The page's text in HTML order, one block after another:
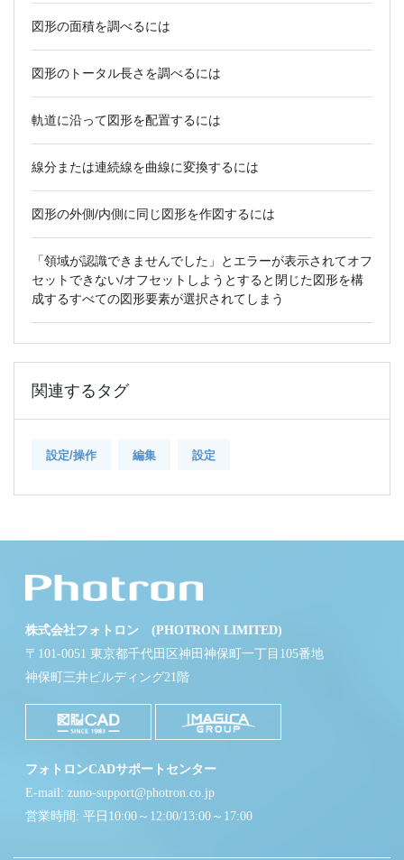
図形の面積を調べるには
図形のトータル長さを調べるには
軌道に沿って図形を配置するには
線分または連続線を曲線に変換するには
図形の外側/内側に同じ図形を作図するには
「領域が認識できませんでした」とエラーが表示されてオフ
セットできない/オフセットしようとすると閉じた図形を構
成するすべての図形要素が選択されてしまう
関連するタグ
設定/操作 編集 設定
株式会社フォトロン (PHOTRON LIMITED)
〒101-0051 東京都千代田区神田神保町一丁目105番地
神保町三井ビルディング21階
フォトロンCADサポートセンター
E-mail: zuno-support@photron.co.jp
営業時間: 平日10:00～12:00/13:00～17:00